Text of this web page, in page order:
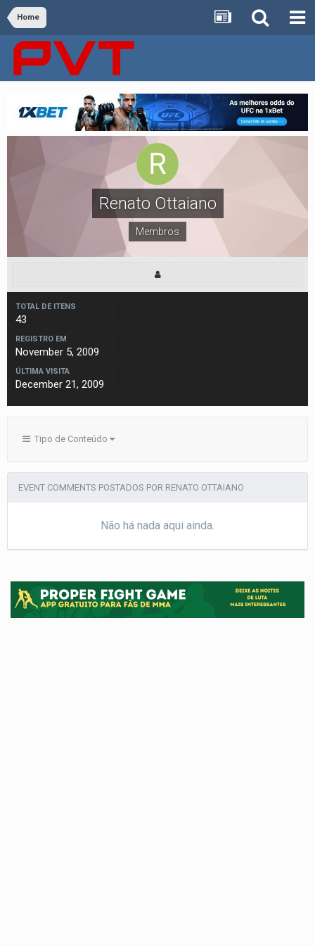
Home
Renato Ottaiano
Membros
TOTAL DE ITENS
43
REGISTRO EM
November 5, 2009
ÚLTIMA VISITA
December 21, 2009
Tipo de Conteúdo
EVENT COMMENTS POSTADOS POR RENATO OTTAIANO
Não há nada aqui ainda.